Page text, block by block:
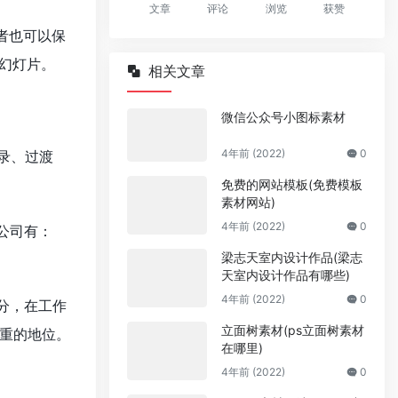
也可以保
灯片。
、过渡
司有：
，在工作
的地位。
文章 评论 浏览 获赞
相关文章
微信公众号小图标素材
4年前 (2022) 0
免费的网站模板(免费模板
素材网站)
4年前 (2022) 0
梁志天室内设计作品(梁志
天室内设计作品有哪些)
4年前 (2022) 0
立面树素材(ps立面树素材
在哪里)
4年前 (2022) 0